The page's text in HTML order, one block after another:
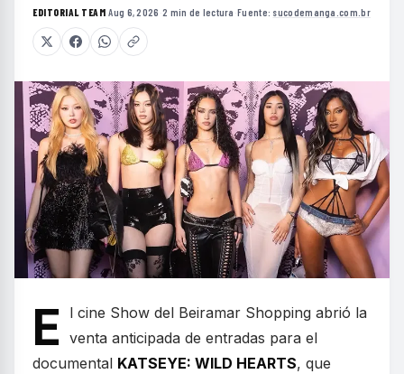
EDITORIAL TEAM·Aug 6, 2026 ·2 min de lectura ·Fuente: sucodemanga.com.br
E
l cine Show del Beiramar Shopping abrió la
venta anticipada de entradas para el
documental KATSEYE: WILD HEARTS, que